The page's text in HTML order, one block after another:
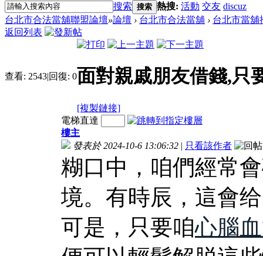
搜索 搜索 熱搜: 活動 交友 discuz
台北市合法當舖聯盟論壇»論壇 › 台北市合法當舖 › 台北市當舖
返回列表
查看: 2543|回復: 0面對親戚朋友借錢,只
[複製鏈接]
電梯直達
樓主
發表於 2024-10-6 13:06:32 | 只看該作者
糊口中，咱們經常
境。有時辰，這會
可是，只要咱心腦